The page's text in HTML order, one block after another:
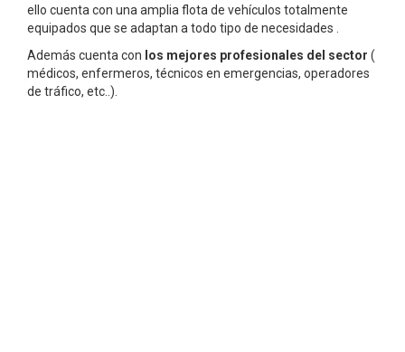
ello cuenta con una amplia flota de vehículos totalmente
equipados que se adaptan a todo tipo de necesidades .
Además cuenta con los mejores profesionales del sector (
médicos, enfermeros, técnicos en emergencias, operadores
de tráfico, etc..).